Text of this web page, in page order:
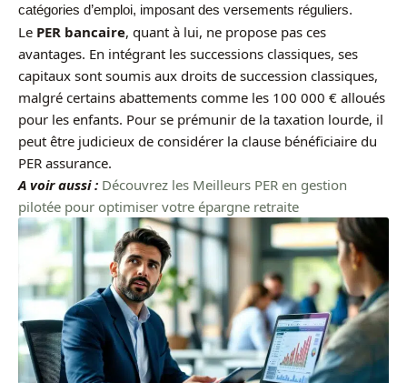
catégories d’emploi, imposant des versements réguliers.
Le PER bancaire, quant à lui, ne propose pas ces
avantages. En intégrant les successions classiques, ses
capitaux sont soumis aux droits de succession classiques,
malgré certains abattements comme les 100 000 € alloués
pour les enfants. Pour se prémunir de la taxation lourde, il
peut être judicieux de considérer la clause bénéficiaire du
PER assurance.
A voir aussi : Découvrez les Meilleurs PER en gestion
pilotée pour optimiser votre épargne retraite